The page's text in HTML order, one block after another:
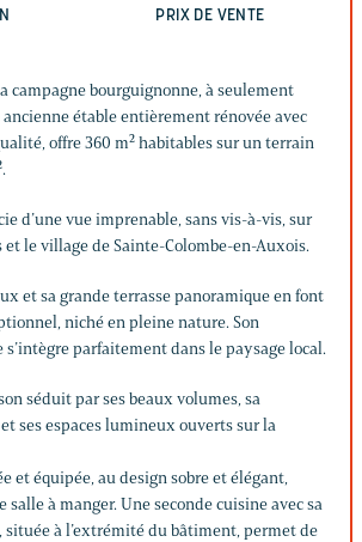
PRIX DE VENTE
campagne bourguignonne, à seulement
ancienne étable entièrement rénovée avec
offre 360 m² habitables sur un terrain
d’une vue imprenable, sans vis-à-vis, sur
le village de Sainte-Colombe-en-Auxois.
et sa grande terrasse panoramique en font
niché en pleine nature. Son
parfaitement dans le paysage local.
séduit par ses beaux volumes, sa
ses espaces lumineux ouverts sur la
et équipée, au design sobre et élégant,
salle à manger. Une seconde cuisine avec sa
située à l’extrémité du bâtiment, permet de